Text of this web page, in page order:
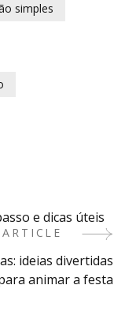
simples
e dicas úteis
ideias divertidas
animar a festa